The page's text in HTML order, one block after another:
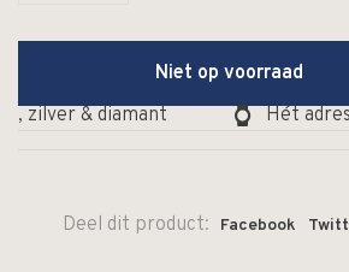
Niet op voorraad
zilver & diamant
Hét
Deel dit product: Facebook